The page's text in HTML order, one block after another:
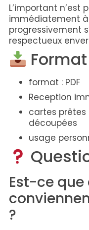
L’important n’est
immédiatement à
progressivement
respectueux
Format
format : PDF
Reception
cartes
découpées
usage
Est-ce
?